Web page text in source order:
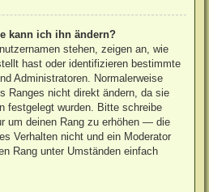
kann ich ihn ändern?
stehen, zeigen an, wie
hast oder identifizieren bestimmte
Administratoren. Normalerweise
Ranges nicht direkt ändern, da sie
festgelegt wurden. Bitte schreibe
um deinen Rang zu erhöhen — die
Verhalten nicht und ein Moderator
Rang unter Umständen einfach